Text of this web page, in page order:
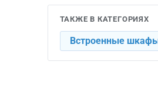
ТАКЖЕ В КАТЕГОРИЯХ
Встроенные